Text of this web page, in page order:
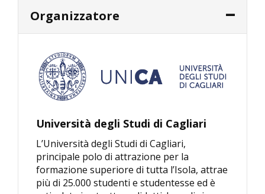
Organizzatore
Università degli Studi di Cagliari
L’Università degli Studi di Cagliari,
principale polo di attrazione per la
formazione superiore di tutta l’Isola, attrae
più di 25.000 studenti e studentesse ed è